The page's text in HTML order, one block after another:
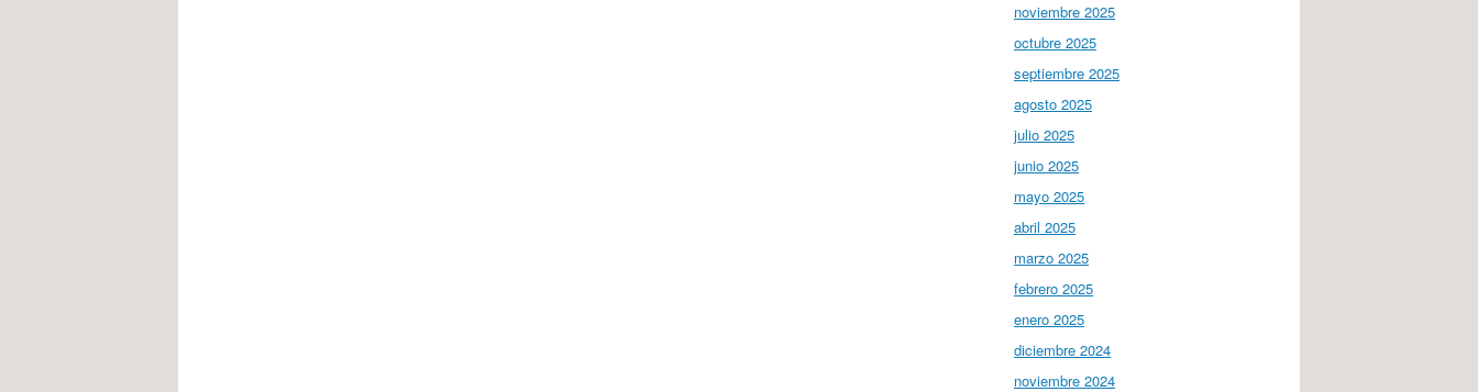
noviembre 2025
octubre 2025
septiembre 2025
agosto 2025
julio 2025
junio 2025
mayo 2025
abril 2025
marzo 2025
febrero 2025
enero 2025
diciembre 2024
noviembre 2024